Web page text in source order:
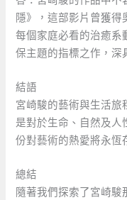
隱》，這部影片曾獲
每個家庭必看的治癒系
保主題的指標之作，深
結語
宮崎駿的藝術與生活旅
是對於生命、自然及人
份對藝術的熱愛將永恆
總結
隨著我們探索了宮崎